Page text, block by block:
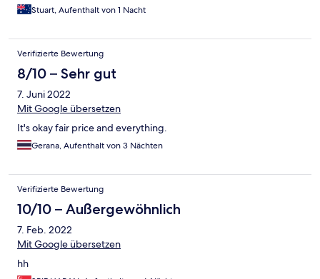
Stuart, Aufenthalt von 1 Nacht
Verifizierte Bewertung
8/10 – Sehr gut
7. Juni 2022
Mit Google übersetzen
It's okay fair price and everything.
Gerana, Aufenthalt von 3 Nächten
Verifizierte Bewertung
10/10 – Außergewöhnlich
7. Feb. 2022
Mit Google übersetzen
hh